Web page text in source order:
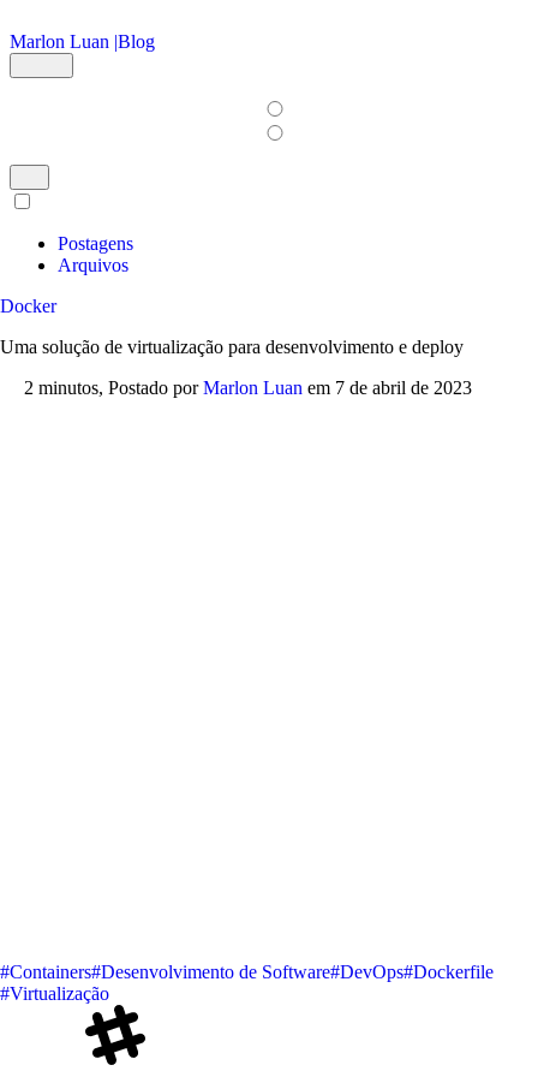
Marlon Luan |Blog
Postagens
Arquivos
Docker
Uma solução de virtualização para desenvolvimento e deploy
2 minutos, Postado porMarlon Luan em 7 de abril de 2023
#Containers#Desenvolvimento de Software#DevOps#Dockerfile
#Virtualização